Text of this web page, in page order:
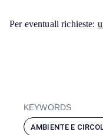
Per eventuali richieste:
KEYWORDS
AMBIENTE E